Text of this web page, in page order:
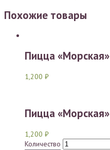
Похожие товары
Пицца «Морская»
1,200 ₽
Пицца «Морская»
1,200 ₽
Количество